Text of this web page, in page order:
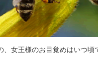
、女王様のお目覚めはいつ頃